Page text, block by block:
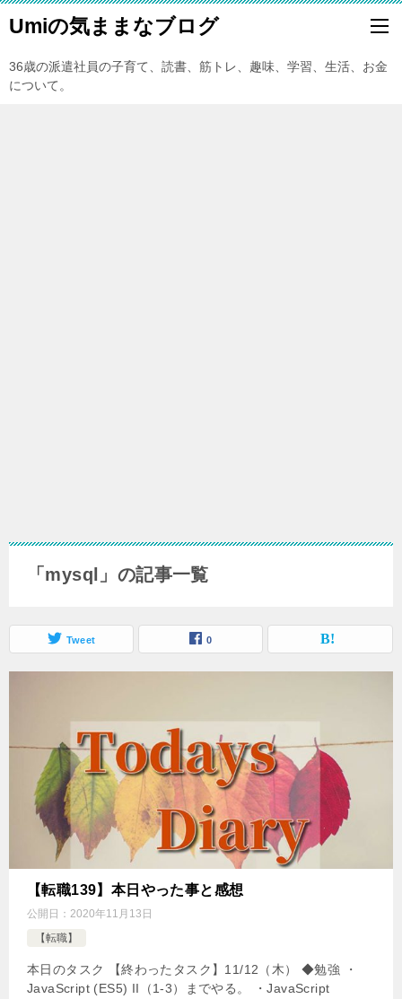
Umiの気ままなブログ
36歳の派遣社員の子育て、読書、筋トレ、趣味、学習、生活、お金
について。
「mysql」の記事一覧
Tweet 0
【転職139】本日やった事と感想
公開日： 2020年11月13日
【転職】
本日のタスク 【終わったタスク】11/12（木） ◆勉強 ・
JavaScript (ES5) II（1-3）までやる。 ・JavaScript